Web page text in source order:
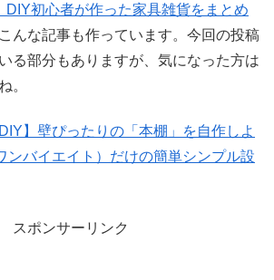
DIY初心者が作った家具雑貨をまとめ
こんな記事も作っています。今回の投稿
る部分もありますが、気になった方は
。
DIY】壁ぴったりの「本棚」を自作しよ
ンバイエイト）だけの簡単シンプル設
スポンサーリンク